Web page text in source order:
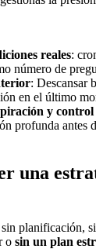
reales:
número de
: Descansar
en el último
y control
profunda antes
una
planificación,
o sin un plan